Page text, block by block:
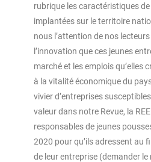
rubrique les caractéristiques
implantées sur le territoire
nous l’attention de nos
l’innovation que ces jeunes
marché et les emplois qu’elles
à la vitalité économique du
vivier d’entreprises
valeur dans notre Revue, la
responsables de jeunes
2020 pour qu’ils adressent au
de leur entreprise (demander le